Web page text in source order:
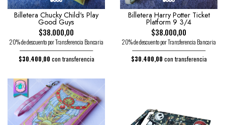
Billetera Chucky Child's Play
Good Guys
$38.000,00
20% de descuento por Transferencia Bancaria
$30.400,00 con transferencia
Billetera Harry Potter Ticket
Platform 9 3/4
$38.000,00
20% de descuento por Transferencia Bancaria
$30.400,00 con transferencia